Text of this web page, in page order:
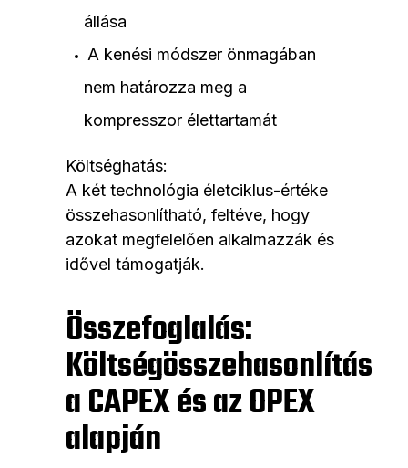
állása
A kenési módszer önmagában
nem határozza meg a
kompresszor élettartamát
Költséghatás:
A két technológia életciklus-értéke
összehasonlítható, feltéve, hogy
azokat megfelelően alkalmazzák és
idővel támogatják.
Összefoglalás:
Költségösszehasonlítás
a CAPEX és az OPEX
alapján